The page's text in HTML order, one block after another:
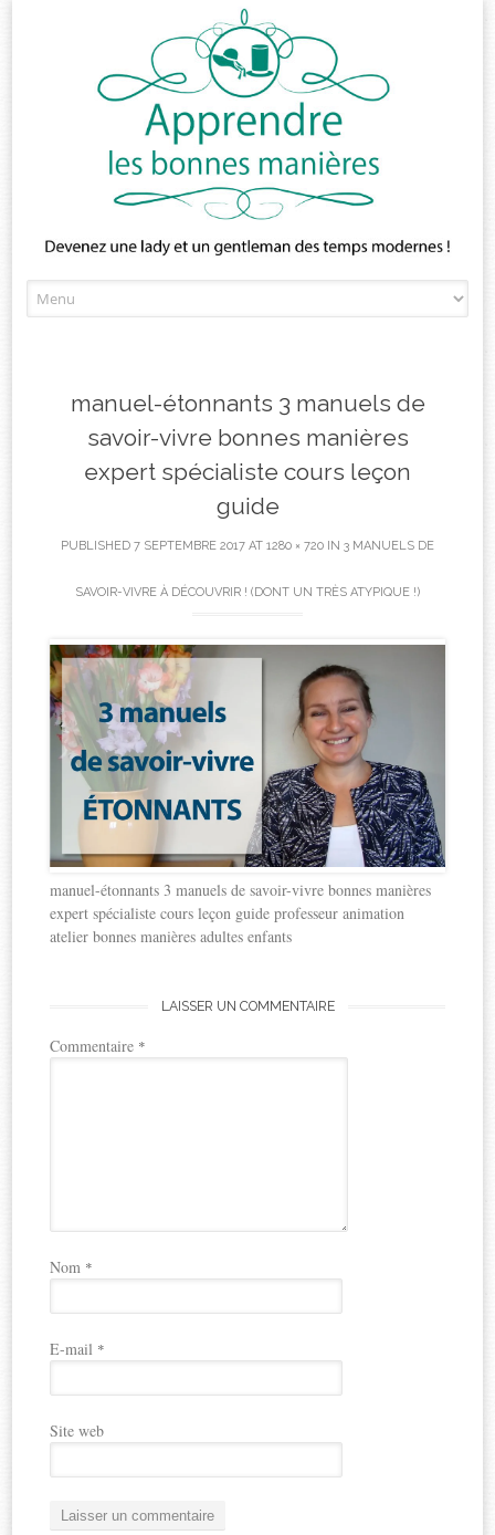
to
manuel-étonnants 3 manuels de
savoir-vivre bonnes manières
expert spécialiste cours leçon
guide
PUBLISHED 7 SEPTEMBRE 2017 AT 1280 × 720 IN 3 MANUELS DE
SAVOIR-VIVRE À DÉCOUVRIR ! (DONT UN TRÈS ATYPIQUE !)
manuel-étonnants 3 manuels de savoir-vivre bonnes manières
expert spécialiste cours leçon guide professeur animation
atelier bonnes manières adultes enfants
LAISSER UN COMMENTAIRE
Commentaire *
Nom *
E-mail *
Site web